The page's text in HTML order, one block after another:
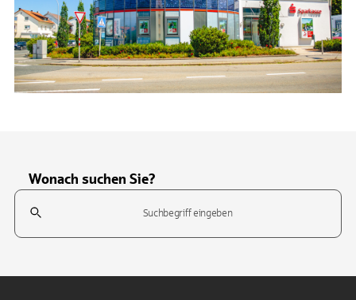
Wonach suchen Sie?
Suchfeld